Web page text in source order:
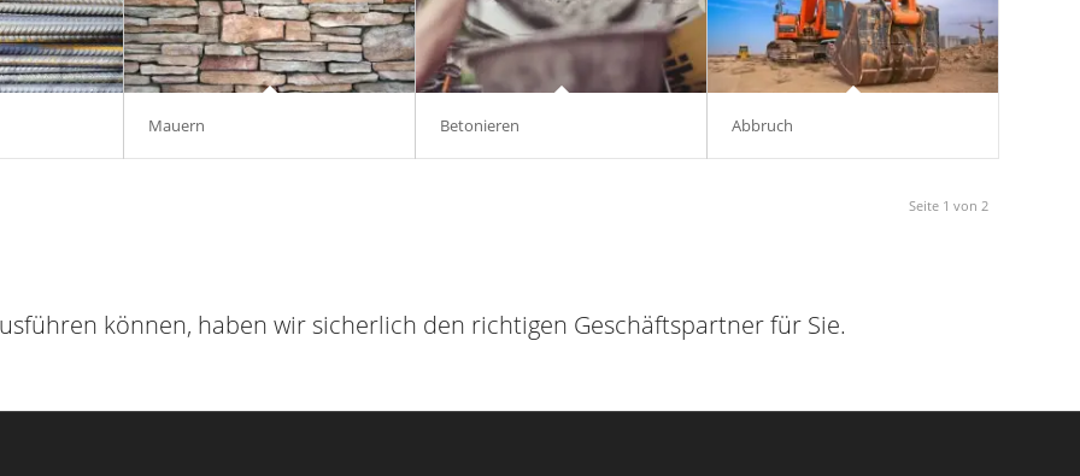
Mauern Betonieren Abbruch
Seite 1 von 2
können, haben wir sicherlich den richtigen Geschäftspartner für Sie.